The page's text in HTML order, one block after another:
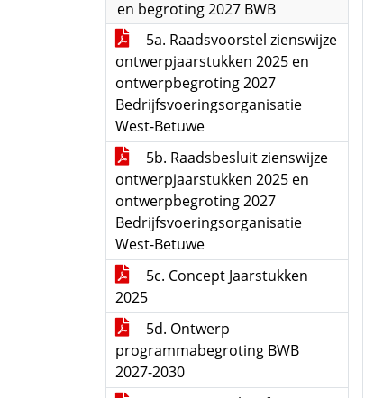
en begroting 2027 BWB
5a. Raadsvoorstel zienswijze
ontwerpjaarstukken 2025 en
ontwerpbegroting 2027
Bedrijfsvoeringsorganisatie
West-Betuwe
5b. Raadsbesluit zienswijze
ontwerpjaarstukken 2025 en
ontwerpbegroting 2027
Bedrijfsvoeringsorganisatie
West-Betuwe
5c. Concept Jaarstukken
2025
5d. Ontwerp
programmabegroting BWB
2027-2030